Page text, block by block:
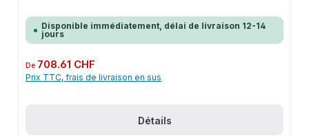
Disponible immédiatement, délai de livraison 12-14
jours
Prix régulier :
De 708.61 CHF
Prix TTC, frais de livraison en sus
Détails